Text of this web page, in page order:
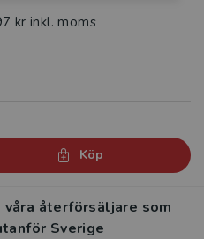
kr inkl. moms
Köp
återförsäljare som
Sverige